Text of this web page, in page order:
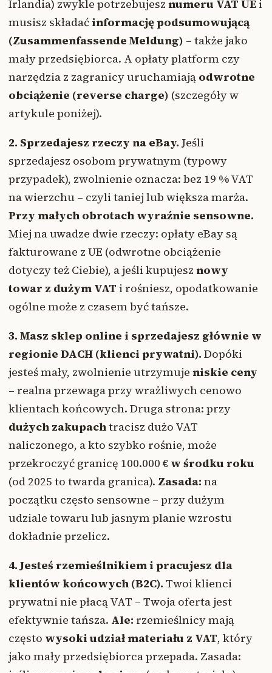
Irlandia) zwykle potrzebujesz numeru VAT UE i
musisz składaćinformację podsumowującą
(Zusammenfassende Meldung) – także jako
mały przedsiębiorca. A opłaty platform czy
narzędzia z zagranicy uruchamiają odwrotne
obciążenie (reverse charge) (szczegóły w
artykule poniżej).
2. Sprzedajesz rzeczy na eBay. Jeśli
sprzedajesz osobom prywatnym (typowy
przypadek), zwolnienie oznacza: bez 19 % VAT
na wierzchu – czyli taniej lub większa marża.
Przy małych obrotach wyraźnie sensowne.
Miej na uwadze dwie rzeczy: opłaty eBay są
fakturowane z UE (odwrotne obciążenie
dotyczy też Ciebie), a jeśli kupujesz nowy
towar z dużym VAT i rośniesz, opodatkowanie
ogólne może z czasem być tańsze.
3. Masz sklep online i sprzedajesz głównie w
regionie DACH (klienci prywatni). Dopóki
jesteś mały, zwolnienie utrzymuje niskie ceny
– realna przewaga przy wrażliwych cenowo
klientach końcowych. Druga strona: przy
dużych zakupachtracisz dużo VAT
naliczonego, a kto szybko rośnie, może
przekroczyć granicę 100.000 € w środku roku
(od 2025 to twarda granica). Zasada: na
początku często sensowne – przy dużym
udziale towaru lub jasnym planie wzrostu
dokładnie przelicz.
4. Jesteś rzemieślnikiem i pracujesz dla
klientów końcowych (B2C). Twoi klienci
prywatni nie płacą VAT – Twoja oferta jest
efektywnie tańsza. Ale: rzemieślnicy mają
często wysoki udział materiału z VAT, który
jako mały przedsiębiorca przepada. Zasada: